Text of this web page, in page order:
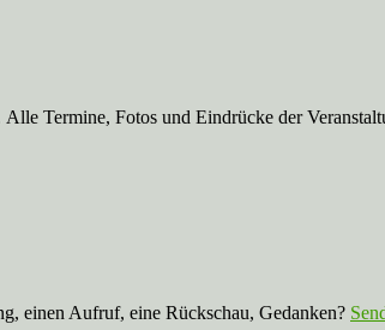
Termine, Fotos und Eindrücke der
einen Aufruf, eine Rückschau, Gedanken?